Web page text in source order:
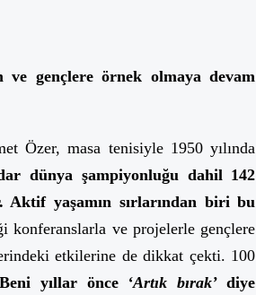
ve gençlere örnek olmaya devam
Özer, masa tenisiyle 1950 yılında
dünya şampiyonluğu dahil 142
Aktif yaşamın sırlarından biri bu
konferanslarla ve projelerle gençlere
etkilerine de dikkat çekti. 100
yıllar önce ‘Artık bırak’diye